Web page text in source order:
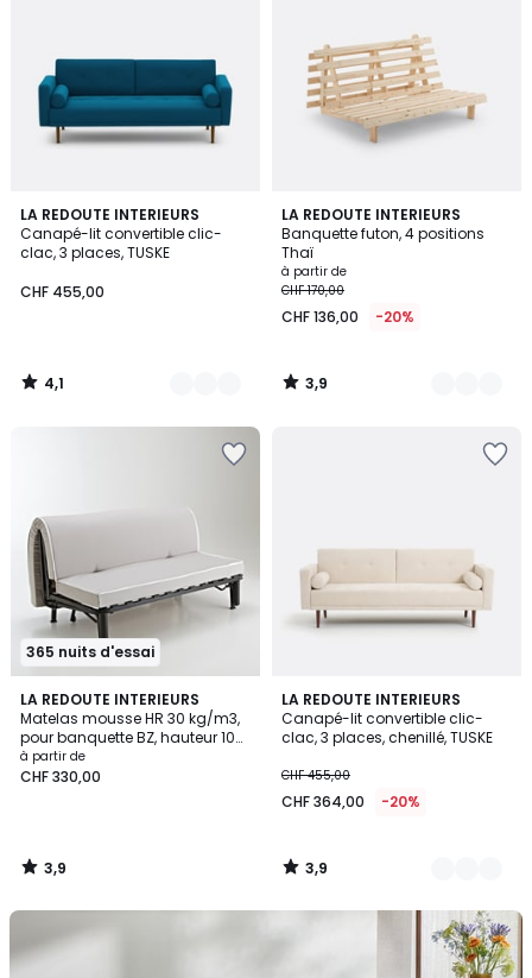
LA REDOUTE INTERIEURS
Canapé-lit convertible clic-
clac, 3 places, TUSKE
CHF 455,00
4,1
/ 5
3
Couleurs
4,1
/
LA REDOUTE INTERIEURS
Banquette futon, 4 positions
Thaï
à partir de
CHF 170,00
CHF 136,00 -20%
3,9
/ 5
3
Couleurs
3,9
/
365 nuits d'essai
LA REDOUTE INTERIEURS
Matelas mousse HR 30 kg/m3,
pour banquette BZ, hauteur 10
cm
à partir de
CHF 330,00
3,9
/ 5
3,9
/
LA REDOUTE INTERIEURS
Canapé-lit convertible clic-
clac, 3 places, chenillé, TUSKE
CHF 455,00
CHF 364,00 -20%
3,9
/ 5
4
Couleurs
3,9
/
Découvrez
tapis